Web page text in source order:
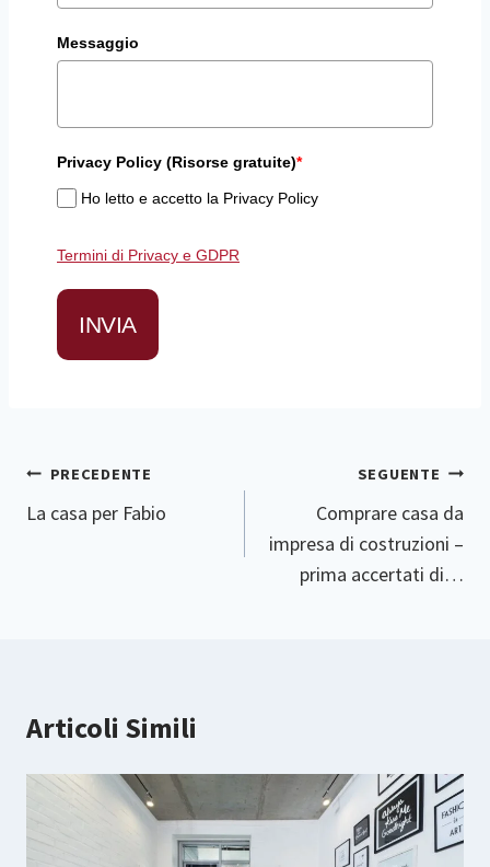
Messaggio
Privacy Policy (Risorse gratuite)*
Ho letto e accetto la Privacy Policy
Termini di Privacy e GDPR
INVIA
Navigazione
Articoli
PRECEDENTE
La casa per Fabio
SEGUENTE
Comprare casa da
impresa di costruzioni –
prima accertati di…
Articoli Simili